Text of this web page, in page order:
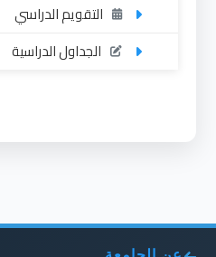
التقويم الدراسي
الجداول الدراسية